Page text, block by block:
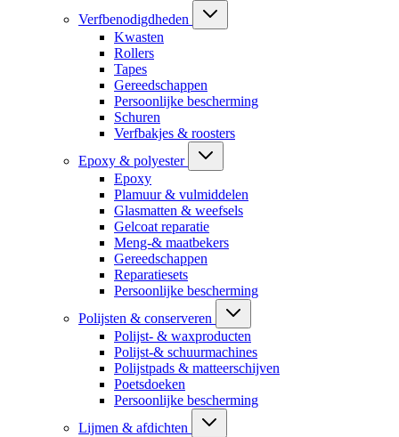
Verfbenodigdheden
Kwasten
Rollers
Tapes
Gereedschappen
Persoonlijke bescherming
Schuren
Verfbakjes & roosters
Epoxy & polyester
Epoxy
Plamuur & vulmiddelen
Glasmatten & weefsels
Gelcoat reparatie
Meng-& maatbekers
Gereedschappen
Reparatiesets
Persoonlijke bescherming
Polijsten & conserveren
Polijst- & waxproducten
Polijst-& schuurmachines
Polijstpads & matteerschijven
Poetsdoeken
Persoonlijke bescherming
Lijmen & afdichten